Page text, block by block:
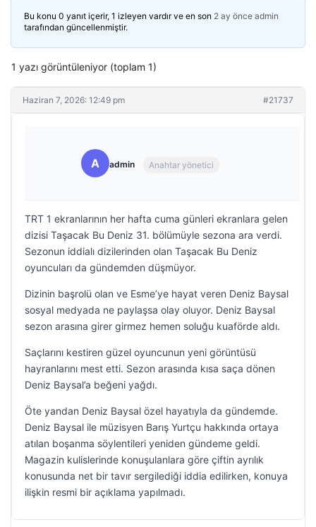
Bu konu 0 yanıt içerir, 1 izleyen vardır ve en son 2 ay önce admin
tarafından güncellenmiştir.
1 yazı görüntüleniyor (toplam 1)
Haziran 7, 2026: 12:49 pm #21737
A admin Anahtar yönetici
TRT 1 ekranlarının her hafta cuma günleri ekranlara gelen
dizisi Taşacak Bu Deniz 31. bölümüyle sezona ara verdi.
Sezonun iddialı dizilerinden olan Taşacak Bu Deniz
oyuncuları da gündemden düşmüyor.
Dizinin başrolü olan ve Esme’ye hayat veren Deniz Baysal
sosyal medyada ne paylaşsa olay oluyor. Deniz Baysal
sezon arasına girer girmez hemen soluğu kuaförde aldı.
Saçlarını kestiren güzel oyuncunun yeni görüntüsü
hayranlarını mest etti. Sezon arasında kısa saça dönen
Deniz Baysal’a beğeni yağdı.
Öte yandan Deniz Baysal özel hayatıyla da gündemde.
Deniz Baysal ile müzisyen Barış Yurtçu hakkında ortaya
atılan boşanma söylentileri yeniden gündeme geldi.
Magazin kulislerinde konuşulanlara göre çiftin ayrılık
konusunda net bir tavır sergilediği iddia edilirken, konuya
ilişkin resmi bir açıklama yapılmadı.